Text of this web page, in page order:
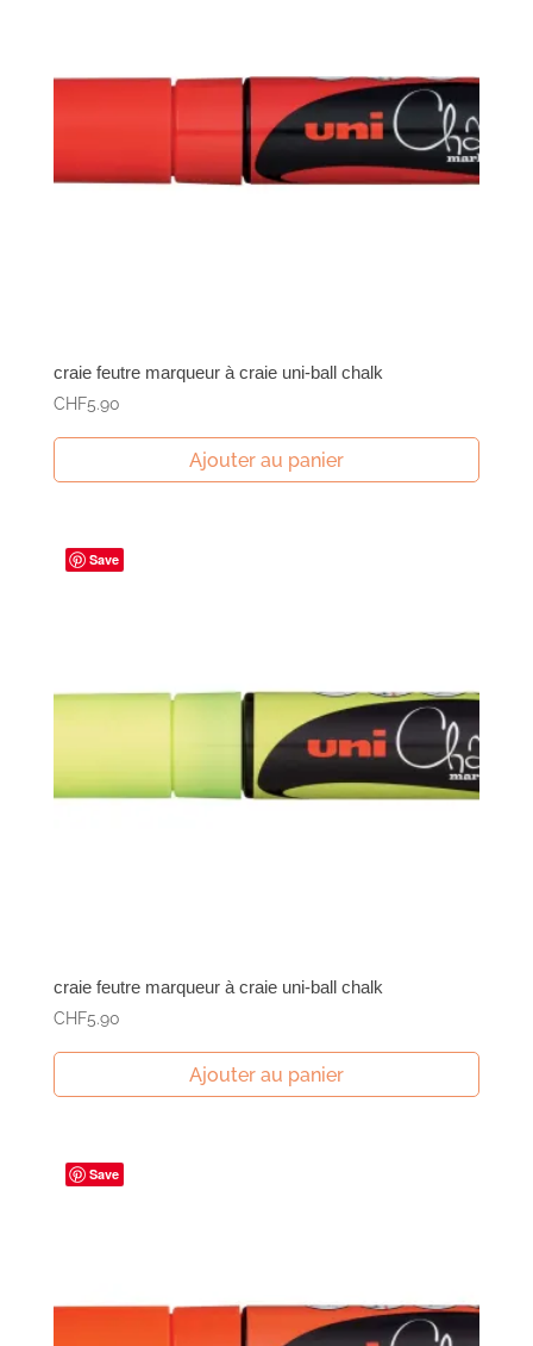
craie feutre marqueur à craie uni-ball chalk
CHF5.90
Ajouter au panier
Save
craie feutre marqueur à craie uni-ball chalk
CHF5.90
Ajouter au panier
Save